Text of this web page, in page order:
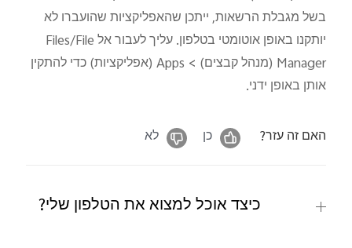
בשל מגבלת הרשאות, ייתכן שהאפליקציות שהועברו לא
יותקנו באופן אוטומטי בטלפון. עליך לעבור אל‎Files/File
Manager‎ ‏ (מנהל קבצים) > ‎Apps‎ ‏ (אפליקציות) כדי להתקין
אותן באופן ידני.
האם זה עזר? כן לא
כיצד אוכל למצוא את הטלפון שלי?